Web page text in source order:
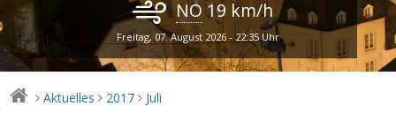
NO 19 km/h
Freitag, 07. August 2026 - 22:35 Uhr
> Aktuelles > 2017 > Juli